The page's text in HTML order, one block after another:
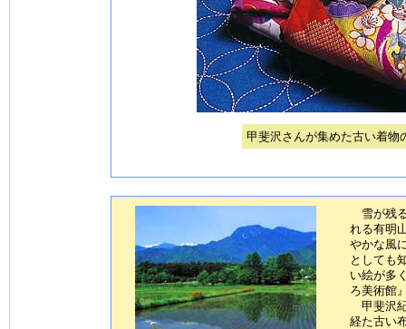
甲斐沢さんが集めた古い着物
雪が残
れる有明
やかな風
としても
い絵が多
ろ美術館
甲斐沢
経た古い